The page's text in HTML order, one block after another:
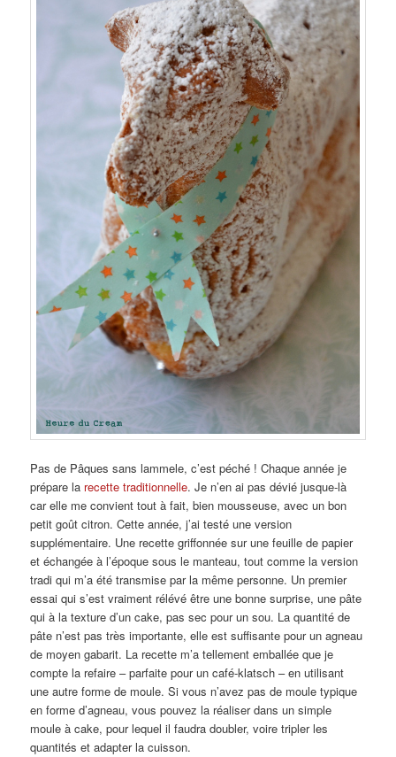
Pas de Pâques sans lammele, c’est péché ! Chaque année je
prépare la recette traditionnelle. Je n’en ai pas dévié jusque-là
car elle me convient tout à fait, bien mousseuse, avec un bon
petit goût citron. Cette année, j’ai testé une version
supplémentaire. Une recette griffonnée sur une feuille de papier
et échangée à l’époque sous le manteau, tout comme la version
tradi qui m’a été transmise par la même personne. Un premier
essai qui s’est vraiment rélévé être une bonne surprise, une pâte
qui à la texture d’un cake, pas sec pour un sou. La quantité de
pâte n’est pas très importante, elle est suffisante pour un agneau
de moyen gabarit. La recette m’a tellement emballée que je
compte la refaire – parfaite pour un café-klatsch – en utilisant
une autre forme de moule. Si vous n’avez pas de moule typique
en forme d’agneau, vous pouvez la réaliser dans un simple
moule à cake, pour lequel il faudra doubler, voire tripler les
quantités et adapter la cuisson.